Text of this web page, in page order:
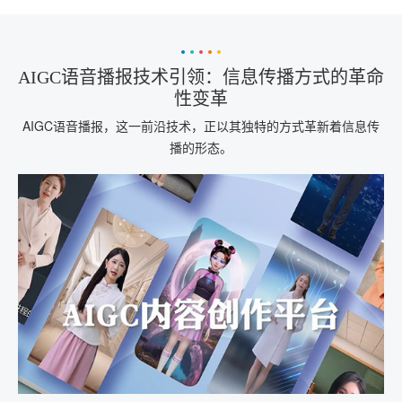
AIGC语音播报技术引领：信息传播方式的革命
性变革
AIGC语音播报，这一前沿技术，正以其独特的方式革新着信息传
播的形态。